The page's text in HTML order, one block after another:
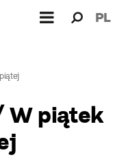
Search
Search
for: PL
W piątek